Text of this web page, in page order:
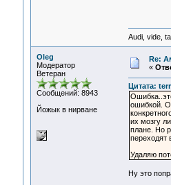
Audi, vide,
Oleg
Модератор
Ветеран
Сообщений: 8943
Йожык в нирване
Re:
«
Цитата:
ошибкой.
их мозгу
плане. Но
переходят
Удаляю
Ну это